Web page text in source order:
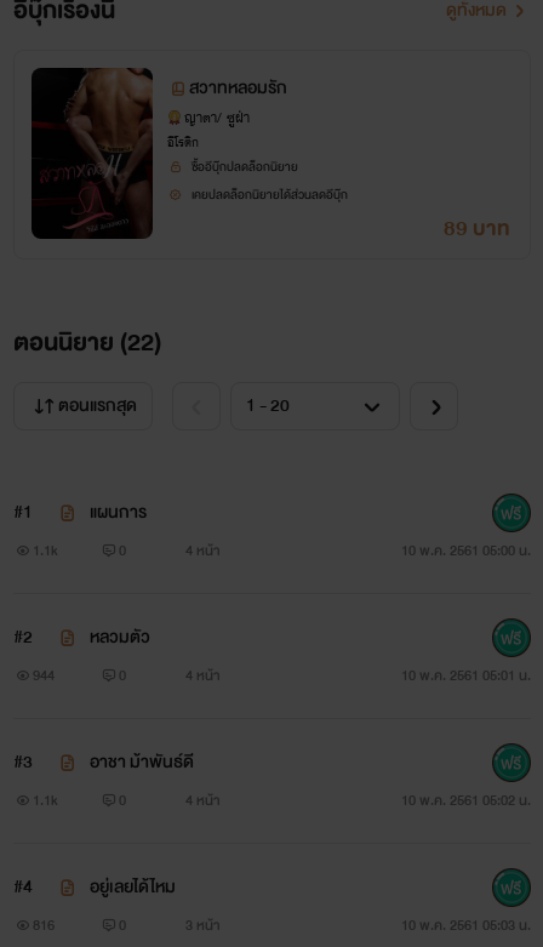
เนื้อหาในเรื่องเน้นความหื่นเป็นหลัก พิจารณาก่อนกดซื้อเพราะ
คุณอาจพลาดความมันส์.....
นิยายเรื่องนี้ีมี E Book
อีบุ๊กเรื่องนี้ ดูทั้งหมด
สวาทหลอมรัก
ญาตา/ ซูฝ่า
อีโรติก
ซื้ออีบุ๊กปลดล็อกนิยาย
เคยปลดล็อกนิยายได้ส่วนลดอีบุ๊ก
89 บาท
ตอนนิยาย (22)
ตอนแรกสุด
#1 แผนการ
1.1k 0 4 หน้า 10 พ.ค. 2561 05:00 น.
#2 หลวมตัว
944 0 4 หน้า 10 พ.ค. 2561 05:01 น.
#3 อาชา ม้าพันธ์ดี
1.1k 0 4 หน้า 10 พ.ค. 2561 05:02 น.
#4 อยู่เลยได้ไหม
816 0 3 หน้า 10 พ.ค. 2561 05:03 น.